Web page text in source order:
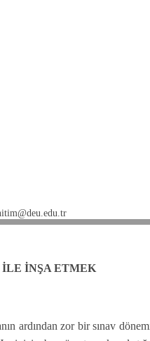
İNŞA ETMEK
ardından zor bir sınav